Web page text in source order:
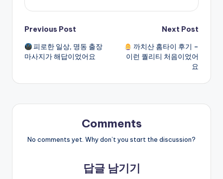
Post
navigation
Previous Post
피로한 일상, 명동 출장
마사지가 해답이었어요
Next Post
까치산 홈타이 후기 –
이런 퀄리티 처음이었어
요
Comments
No comments yet. Why don’t you start the discussion?
답글 남기기